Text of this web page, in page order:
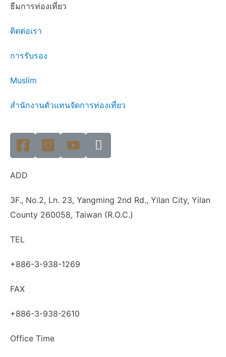
ธีมการท่องเที่ยว
ติดต่อเรา
การรับรอง
Muslim
สำนักงานตัวแทนจัดการท่องเที่ยว
ADD
3F., No.2, Ln. 23, Yangming 2nd Rd., Yilan City, Yilan
County 260058, Taiwan (R.O.C.)
TEL
+886-3-938-1269
FAX
+886-3-938-2610
Office Time